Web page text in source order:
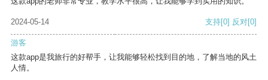
2024-05-14 支持[0] 反对[0]
游客
这款app是我旅行的好帮手，让我能够轻松找到目的地，了解当地的风土
人情。